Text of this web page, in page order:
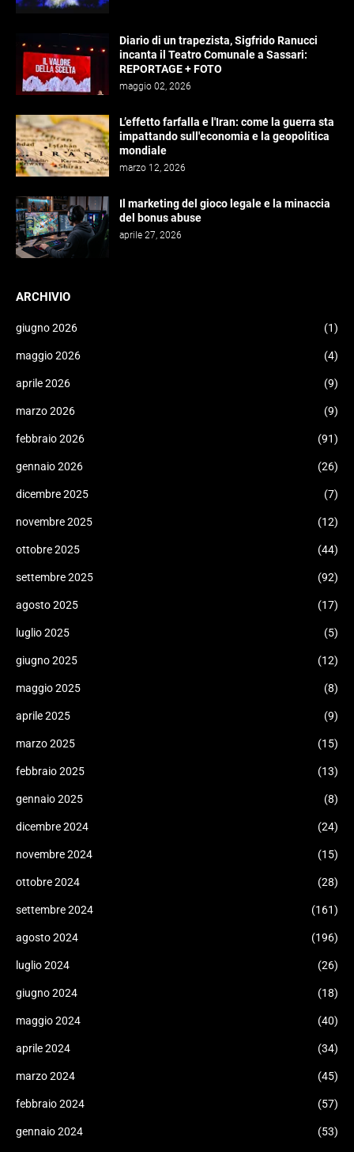
Diario di un trapezista, Sigfrido Ranucci
incanta il Teatro Comunale a Sassari:
REPORTAGE + FOTO
maggio 02, 2026
L’effetto farfalla e l'Iran: come la guerra sta
impattando sull'economia e la geopolitica
mondiale
marzo 12, 2026
Il marketing del gioco legale e la minaccia
del bonus abuse
aprile 27, 2026
ARCHIVIO
giugno 2026 (1)
maggio 2026 (4)
aprile 2026 (9)
marzo 2026 (9)
febbraio 2026 (91)
gennaio 2026 (26)
dicembre 2025 (7)
novembre 2025 (12)
ottobre 2025 (44)
settembre 2025 (92)
agosto 2025 (17)
luglio 2025 (5)
giugno 2025 (12)
maggio 2025 (8)
aprile 2025 (9)
marzo 2025 (15)
febbraio 2025 (13)
gennaio 2025 (8)
dicembre 2024 (24)
novembre 2024 (15)
ottobre 2024 (28)
settembre 2024 (161)
agosto 2024 (196)
luglio 2024 (26)
giugno 2024 (18)
maggio 2024 (40)
aprile 2024 (34)
marzo 2024 (45)
febbraio 2024 (57)
gennaio 2024 (53)